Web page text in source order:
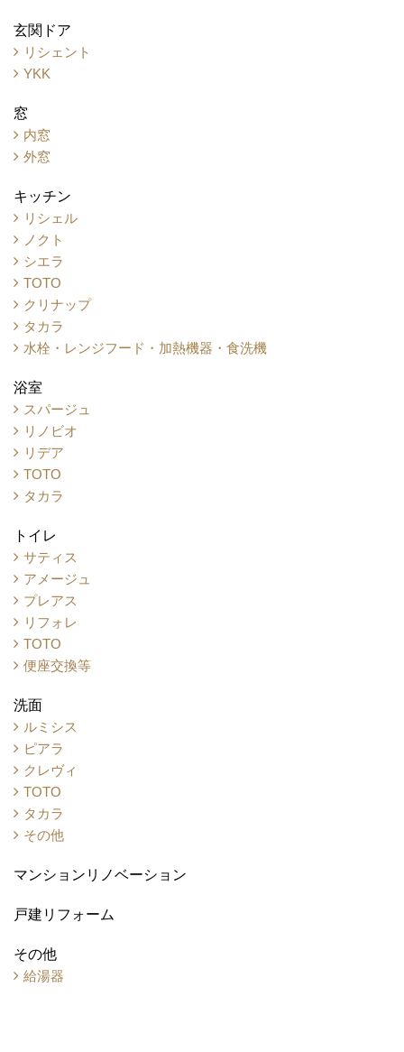
玄関ドア
リシェント
YKK
窓
内窓
外窓
キッチン
リシェル
ノクト
シエラ
TOTO
クリナップ
タカラ
水栓・レンジフード・加熱機器・食洗機
浴室
スパージュ
リノビオ
リデア
TOTO
タカラ
トイレ
サティス
アメージュ
プレアス
リフォレ
TOTO
便座交換等
洗面
ルミシス
ピアラ
クレヴィ
TOTO
タカラ
その他
マンションリノベーション
戸建リフォーム
その他
給湯器